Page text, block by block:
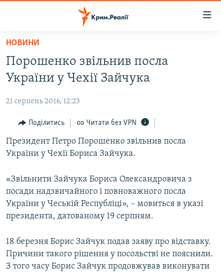
Перейти
основного
матеріалу
Перейти
до
навігації
Перейти
до
ВОДА.КРИМ
ВІДЕО ТА ФОТО
ПОЛІТИКА
БЛОГИ
ПОГЛЯД
ІНТЕРВ'Ю
ВСЕ ЗА ДЕНЬ
СПЕЦПРОЕКТИ
СВІДЧЕННЯ ОКУПАЦІЇ
УКРАЇНСЬКА ПРОБЛЕМА КРИМУ
ЯК ОБІЙТИ БЛОКУВАННЯ
Русский
Qırımtatar
НОВИНИ
Порошенко звільнив посла
України у Чехії Зайчука
21 серпень 2016, 12:23
Поділитись Читати без VPN
Президент Петро Порошенко звільнив посла
України у Чехії Бориса Зайчука.
«Звільнити Зайчука Бориса Олександровича з
посади надзвичайного і повноважного посла
України у Чеській Республіці», – мовиться в указі
президента, датованому 19 серпням.
18 березня Борис Зайчук подав заяву про відставку.
Причини такого рішення у посольстві не пояснили.
З того часу Борис Зайчук продовжував виконувати